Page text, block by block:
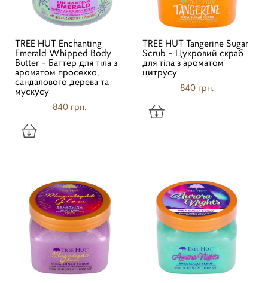
TREE HUT Enchanting
Emerald Whipped Body
Butter – Баттер для тіла з
ароматом просекко,
сандалового дерева та
мускусу
840 грн.
TREE HUT Tangerine Sugar
Scrub – Цукровий скраб
для тіла з ароматом
цитрусу
840 грн.